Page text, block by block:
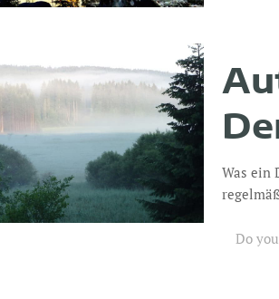
Was ein
Do